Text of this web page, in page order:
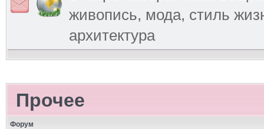
живопись, мода, стиль
архитектура
Прочее
Форум